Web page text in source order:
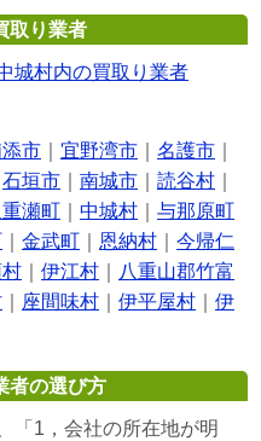
取り業者
城村内の買取り業者
市 宜野湾市 名護市
石垣市 南城市 読谷村
重瀬町 中城村
与那原町
金武町 恩納村
今帰仁
伊江村
八重山郡竹富
座間味村 伊平屋村
伊
者の選び方
「1，会社の所在地が明